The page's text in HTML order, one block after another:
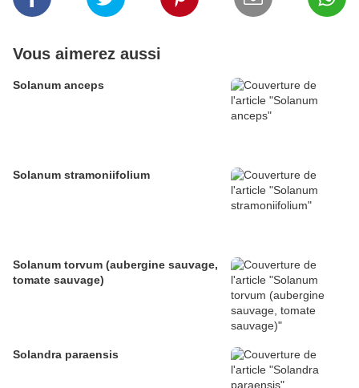
Vous aimerez aussi
Solanum anceps
Solanum stramoniifolium
Solanum torvum (aubergine sauvage,
tomate sauvage)
Solandra paraensis